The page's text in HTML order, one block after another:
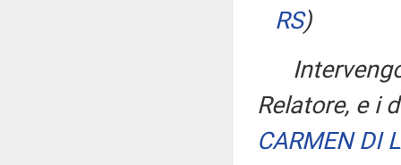
RS)
Relatore, e i
CARMEN DI